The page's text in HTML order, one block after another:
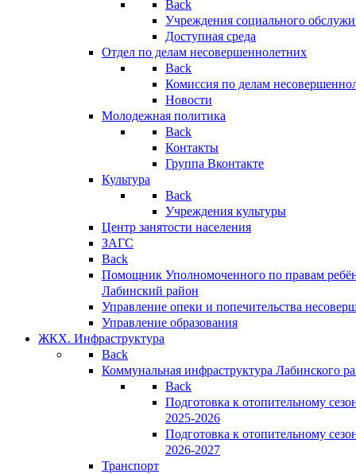
Back
Учреждения социального
Доступная среда
Отдел по делам несовершеннолетних
Back
Комиссия по делам
Новости
Молодежная политика
Back
Контакты
Группа Вконтакте
Культура
Back
Учреждения культуры
Центр занятости населения
ЗАГС
Back
Помощник Уполномоченного по правам
Лабинский район
Управление опеки и попечительства
Управление образования
ЖКХ. Инфраструктура
Back
Коммунальная инфраструктура Лабинского
Back
Подготовка к отопительному
2025-2026
Подготовка к отопительному
2026-2027
Транспорт